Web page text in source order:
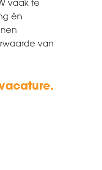
vaak te
én
van